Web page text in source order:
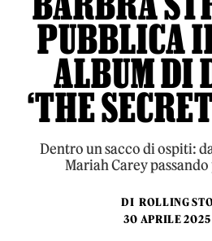
PUBBLICA
ALBUM DI
‘THE
Dentro un sacco di ospiti:
Mariah Carey
DI ROLLING
30 APRILE 2025